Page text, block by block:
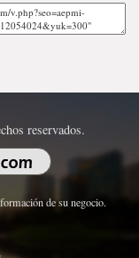
reservados.
de su negocio.